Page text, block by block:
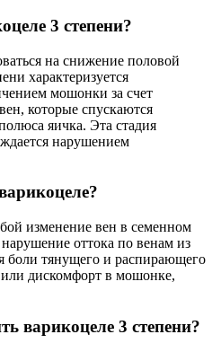
3 степени?
на снижение половой
характеризуется
мошонки за счет
которые спускаются
яичка. Эта стадия
нарушением
изменение вен в семенном
оттока по венам из
боли тянущего и распирающего
или дискомфорт в мошонке,
варикоцеле 3 степени?